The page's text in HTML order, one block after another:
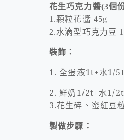
花生巧克力醬(3個
1.顆粒花醬 45g
2.水滴型巧克力豆
裝飾：
1. 全蛋液1t+水1/
2.鮮奶1/2t+水1/
3.花生碎、蜜紅豆
製做步驟：